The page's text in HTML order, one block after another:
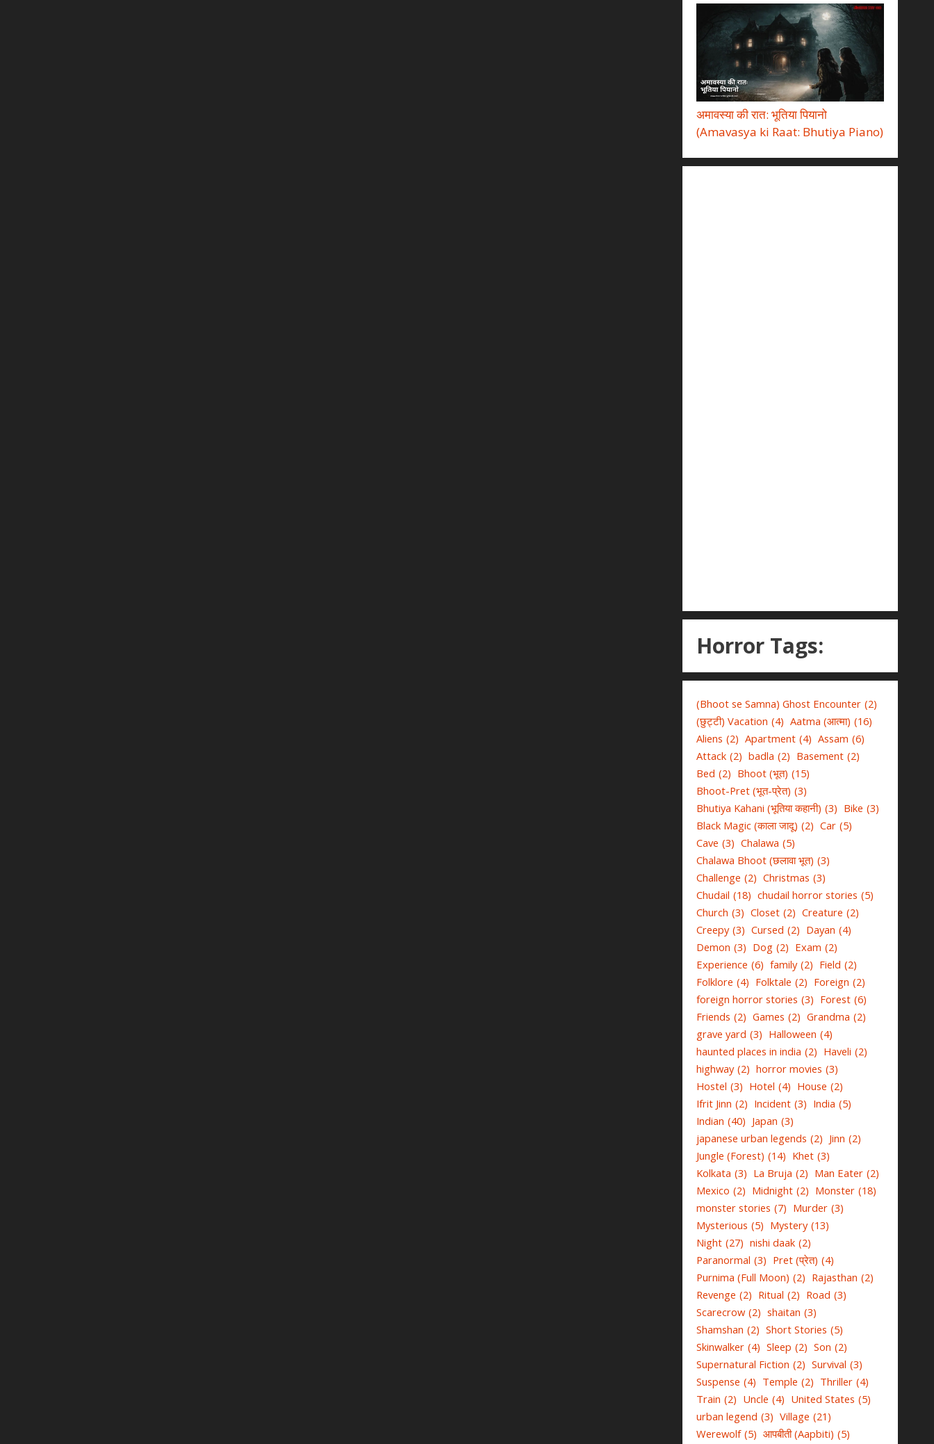
अमावस्या की रात: भूतिया पियानो
(Amavasya ki Raat: Bhutiya Piano)
Horror Tags:
(Bhoot se Samna) Ghost Encounter (2)
(छुट्टी) Vacation (4) Aatma (आत्मा) (16)
Aliens (2) Apartment (4) Assam (6)
Attack (2) badla (2) Basement (2)
Bed (2) Bhoot (भूत) (15)
Bhoot-Pret (भूत-प्रेत) (3)
Bhutiya Kahani (भूतिया कहानी) (3) Bike (3)
Black Magic (काला जादू) (2) Car (5)
Cave (3) Chalawa (5)
Chalawa Bhoot (छलावा भूत) (3)
Challenge (2) Christmas (3)
Chudail (18) chudail horror stories (5)
Church (3) Closet (2) Creature (2)
Creepy (3) Cursed (2) Dayan (4)
Demon (3) Dog (2) Exam (2)
Experience (6) family (2) Field (2)
Folklore (4) Folktale (2) Foreign (2)
foreign horror stories (3) Forest (6)
Friends (2) Games (2) Grandma (2)
grave yard (3) Halloween (4)
haunted places in india (2) Haveli (2)
highway (2) horror movies (3)
Hostel (3) Hotel (4) House (2)
Ifrit Jinn (2) Incident (3) India (5)
Indian (40) Japan (3)
japanese urban legends (2) Jinn (2)
Jungle (Forest) (14) Khet (3)
Kolkata (3) La Bruja (2) Man Eater (2)
Mexico (2) Midnight (2) Monster (18)
monster stories (7) Murder (3)
Mysterious (5) Mystery (13)
Night (27) nishi daak (2)
Paranormal (3) Pret (प्रेत) (4)
Purnima (Full Moon) (2) Rajasthan (2)
Revenge (2) Ritual (2) Road (3)
Scarecrow (2) shaitan (3)
Shamshan (2) Short Stories (5)
Skinwalker (4) Sleep (2) Son (2)
Supernatural Fiction (2) Survival (3)
Suspense (4) Temple (2) Thriller (4)
Train (2) Uncle (4) United States (5)
urban legend (3) Village (21)
Werewolf (5) आपबीती (Aapbiti) (5)